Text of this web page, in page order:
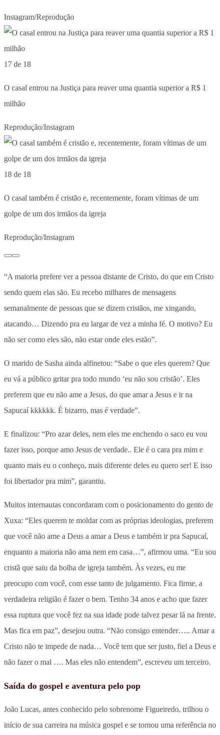
Instagram/Reprodução
17 de 18
O casal entrou na Justiça para reaver uma quantia superior a R$ 1
milhão
Reprodução/Instagram
18 de 18
O casal também é cristão e, recentemente, foram vítimas de um
golpe de um dos irmãos da igreja
Reprodução/Instagram
“A maioria prefere ver a pessoa distante de Cristo, do que em Cristo
sendo quem elas são. Eu recebo milhares de mensagens
semanalmente de pessoas que se dizem cristãos, me xingando,
atacando… Dizendo pra eu largar de vez a minha fé. O motivo? Eu
não ser como eles são, não estar onde eles estão”.
O marido de Sasha ainda alfinetou: “Sabe o que eles querem? Que
eu vá a público gritar pra todo mundo ‘eu não sou cristão’. Eles
preferem que eu não ame a Jesus, do que amar a Jesus e ir na
Sapucaí kkkkkk. É bizarro, mas é verdade”.
E finalizou: “Pro azar deles, nem eles me enchendo o saco eu vou
fazer isso, porque amo Jesus de verdade.. Ele é o cara pra mim e
quanto mais eu o conheço, mais diferente deles eu quero ser! E isso
foi libertador pra mim”, garantiu.
Muitos internautas concordaram com o posicionamento do gento de
Xuxa: “Eles querem te moldar com as próprias ideologias, preferem
que você não ame a Deus a amar a Deus e também ir pra Sapucaí,
enquanto a maioria não ama nem em casa…”, afirmou uma. “Eu sou
cristã que saiu da bolha de igreja também. Às vezes, eu me
preocupo com você, com esse tanto de julgamento. Fica firme, a
verdadeira religião é fazer o bem. Tenho 34 anos e acho que fazer
essa ruptura que você fez na sua idade pode talvez pesar lá na frente.
Mas fica em paz”, desejou outra. “Não consigo entender….. Amar a
Cristo não te impede de nada… Você tem que ser justo, fiel a Deus e
não fazer o mal …. Mas eles não entendem”, escreveu um terceiro.
Saída do gospel e aventura pelo pop
João Lucas, antes conhecido pelo sobrenome Figueiredo, trilhou o
início de sua carreira na música gospel e se tornou uma referência no